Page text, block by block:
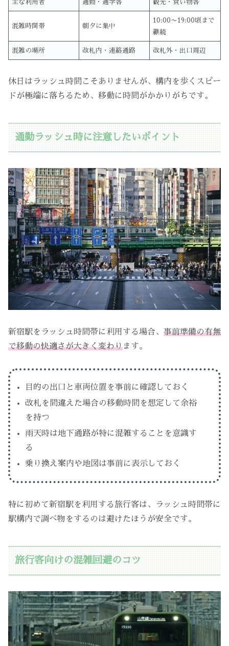
主な利用者 通勤・通学客 観光・買い物客
混雑時間帯 朝夕に集中
10:00〜19:00頃まで
継続
混雑の場所 改札内・連絡通路 改札外・出口周辺
休日はラッシュ時間こそありませんが、構内を歩くスピー
ドが極端に落ちるため、移動に時間がかかりがちです。
通勤ラッシュ時に注意したいポイント
新宿駅をラッシュ時間帯に利用する場合、 事前準備の有無
で移動の快適さが大きく変わります。
目的の出口と車両位置を事前に確認しておく
改札を間違えた場合の移動時間を想定して余裕
を持つ
雨天時は地下通路が特に混雑することを意識す
る
乗り換え案内や地図は事前に表示しておく
特に初めて新宿駅を利用する旅行客は、ラッシュ時間帯に
駅構内で調べ物をするのは避けたほうが安全です。
旅行客向けの混雑回避のコツ